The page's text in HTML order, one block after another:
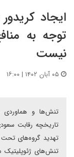
ایجاد
توجه به
نیست
تنش‌ها و
تاریخچه رقابت
تهدید گروه‌های تحت
تنش‌های ژئوپلیتیک